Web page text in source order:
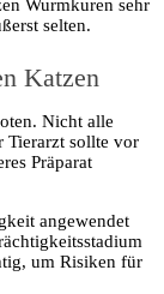
Wurmkuren sehr
selten.
Katzen
Nicht alle
Tierarzt sollte vor
Präparat
angewendet
um Risiken für